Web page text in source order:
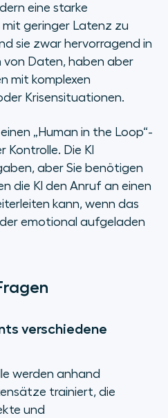
eine starke
mit geringer Latenz zu
sie zwar hervorragend in
von Daten, haben aber
mit komplexen
Krisensituationen.
„Human in the Loop“-
Kontrolle. Die KI
aber Sie benötigen
die KI den Anruf an einen
kann, wenn das
emotional aufgeladen
verschiedene
werden anhand
trainiert, die
und